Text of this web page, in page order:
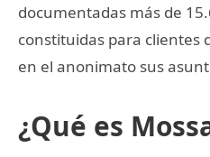
documentadas más de
constituidas para
en el anonimato sus
¿Qué es